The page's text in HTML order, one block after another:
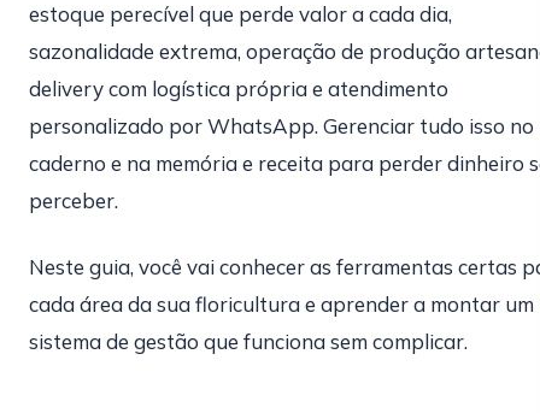
estoque perecível que perde valor a cada dia,
sazonalidade extrema, operação de produção
delivery com logística própria e atendimento
personalizado por WhatsApp. Gerenciar tudo isso no
caderno e na memória e receita para perder dinheiro
perceber.
Neste guia, você vai conhecer as ferramentas certas
cada área da sua floricultura e aprender a montar um
sistema de gestão que funciona sem complicar.